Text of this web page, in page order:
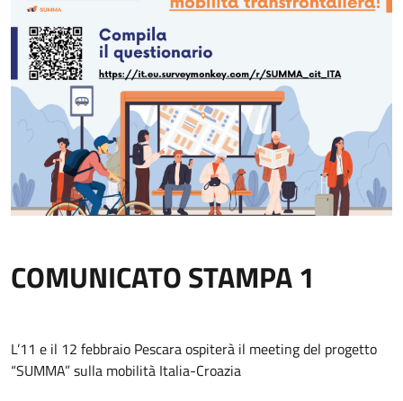
COMUNICATO STAMPA 1
L’11 e il 12 febbraio Pescara ospiterà il meeting del progetto
“SUMMA” sulla mobilità Italia-Croazia